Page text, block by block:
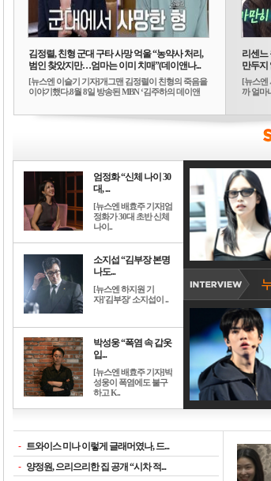
김정렬, 친형 군대 구타 사망 억울 “농약사 처리,
범인 찾았지만…엄마는 이미 치매”(데이앤나...
[뉴스엔 이슬기 기자]개그맨 김정렬이 친형의 죽음을
이야기했다.8월 8일 방송된 MBN ‘김주하의 데이앤
리센느
만두지
[뉴스엔
까 얼마
엄정화 “신체 나이 30
대, ...
[뉴스엔 배효주 기자]엄
정화가 30대 초반 신체
나이..
소지섭 “김부장 본명
나도...
[뉴스엔 하지원 기
자]'김부장' 소지섭이 ..
박성웅 “폭염 속 갑옷
입...
[뉴스엔 배효주 기자]박
성웅이 폭염에도 불구
하고 K..
- 트와이스 미나 이렇게 글래머였나, 드...
- 양정원, 으리으리한 집 공개 “시차 적...